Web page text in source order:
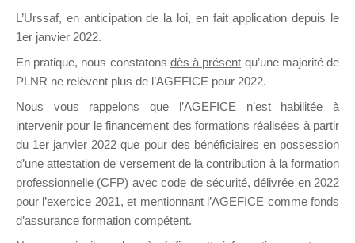
Groupe Public
il y a un jour
Ce groupe est destiné aux Organismes de
formation. Il accueille également les Conseillers
L’Urssaf, en anticipation de la loi, en fait application depuis le
1er janvier 2022.
En pratique, nous constatons dès à présent qu’une majorité de
PLNR ne relèvent plus de l’AGEFICE pour 2022.
Nous vous rappelons que l’AGEFICE n’est habilitée à
intervenir pour le financement des formations réalisées à partir
du 1er janvier 2022 que pour des bénéficiaires en possession
d’une attestation de versement de la contribution à la formation
professionnelle (CFP) avec code de sécurité, délivrée en 2022
pour l’exercice 2021, et mentionnant l’AGEFICE comme fonds
d’assurance formation compétent.